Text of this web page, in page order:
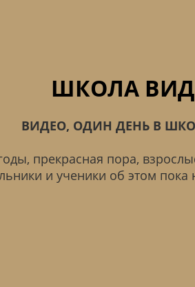
ШКОЛА
ВИДЕО, ОДИН ДЕНЬ В
прекрасная пора,
и ученики об этом пока